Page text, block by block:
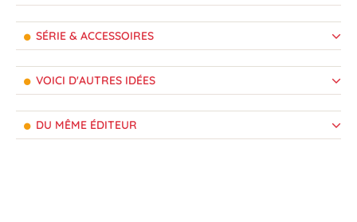
SÉRIE & ACCESSOIRES
VOICI D'AUTRES IDÉES
DU MÊME ÉDITEUR